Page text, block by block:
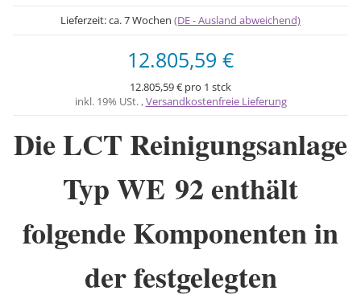
Lieferzeit:ca. 7 Wochen (DE - Ausland abweichend)
12.805,59 €
12.805,59 € pro 1 stck
inkl. 19% USt. ,Versandkostenfreie Lieferung
Die LCT Reinigungsanlage
Typ WE 92 enthält
folgende Komponenten in
der festgelegten